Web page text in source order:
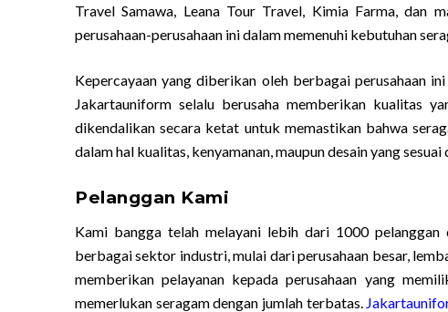
Travel Samawa, Leana Tour Travel, Kimia Farma, dan
perusahaan-perusahaan ini dalam memenuhi kebutuhan
Kepercayaan yang diberikan oleh berbagai perusahaan
Jakartauniform selalu berusaha memberikan kualitas
dikendalikan secara ketat untuk memastikan bahwa
dalam hal kualitas, kenyamanan, maupun desain yang
Pelanggan Kami
Kami bangga telah melayani lebih dari 1000
berbagai sektor industri, mulai dari perusahaan besar,
memberikan pelayanan kepada perusahaan yang
memerlukan seragam dengan jumlah terbatas.